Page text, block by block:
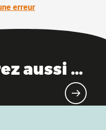
erreur
aussi ...
& plaine